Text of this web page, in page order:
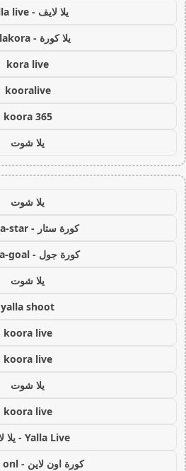
يلا لايف - yalla live
يلا كورة - yallakora
kora live
kooralive
koora 365
يلا شوت
يلا شوت
كورة ستار - koora-star
كورة جول - koora-goal
يلا شوت
yalla shoot
koora live
koora live
يلا شوت
koora live
Yalla Live - يلا لايف
كورة اون لاين - koora onl